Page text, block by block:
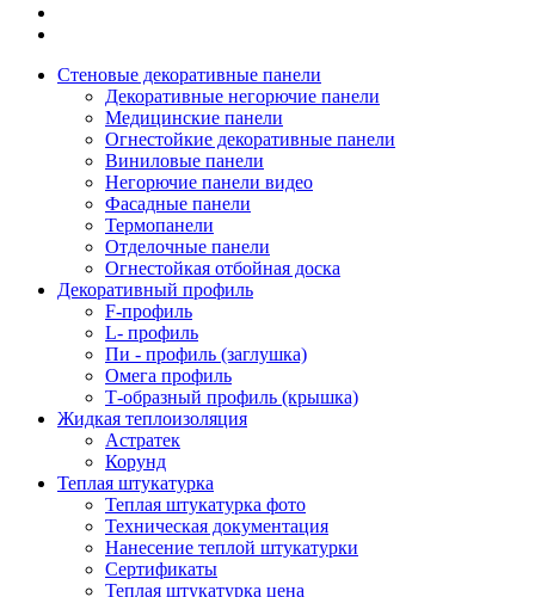
Стеновые декоративные панели
Декоративные негорючие панели
Медицинские панели
Огнестойкие декоративные панели
Виниловые панели
Негорючие панели видео
Фасадные панели
Термопанели
Отделочные панели
Огнестойкая отбойная доска
Декоративный профиль
F-профиль
L- профиль
Пи - профиль (заглушка)
Омега профиль
Т-образный профиль (крышка)
Жидкая теплоизоляция
Астратек
Корунд
Теплая штукатурка
Теплая штукатурка фото
Техническая документация
Нанесение теплой штукатурки
Сертификаты
Теплая штукатурка цена